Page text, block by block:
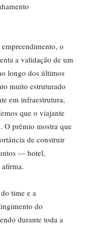
o
a validação de um
longo dos últimos
muito estruturado
em infraestrutura,
que o viajante
O prêmio mostra que
de construir
— hotel,
time e a
do
durante toda a